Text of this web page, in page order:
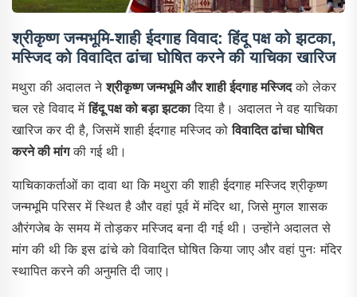
श्रीकृष्ण जन्मभूमि-शाही ईदगाह विवाद: हिंदू पक्ष को झटका,
मस्जिद को विवादित ढांचा घोषित करने की याचिका खारिज
मथुरा की अदालत नेश्रीकृष्ण जन्मभूमि और शाही ईदगाह मस्जिदको लेकर
चल रहे विवाद मेंहिंदू पक्ष को बड़ा झटकादिया है। अदालत ने वह याचिका
खारिज कर दी है, जिसमें शाही ईदगाह मस्जिद कोविवादित ढांचा घोषित
करने की मांगकी गई थी।
याचिकाकर्ताओं का दावा था कि मथुरा की शाही ईदगाह मस्जिद श्रीकृष्ण
जन्मभूमि परिसर में स्थित है और वहां पूर्व में मंदिर था, जिसे मुगल शासक
औरंगजेब के समय में तोड़कर मस्जिद बना दी गई थी। उन्होंने अदालत से
मांग की थी कि इस ढांचे को विवादित घोषित किया जाए और वहां पुनः मंदिर
स्थापित करने की अनुमति दी जाए।